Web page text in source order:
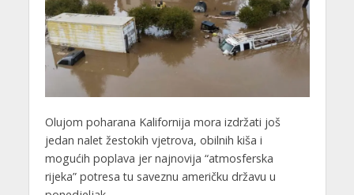
Olujom poharana Kalifornija mora izdržati još
jedan nalet žestokih vjetrova, obilnih kiša i
mogućih poplava jer najnovija “atmosferska
rijeka” potresa tu saveznu američku državu u